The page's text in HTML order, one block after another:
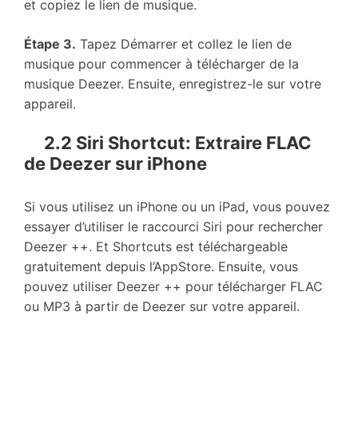
et copiez le lien de musique.
Étape 3. Tapez Démarrer et collez le lien de
musique pour commencer à télécharger de la
musique Deezer. Ensuite, enregistrez-le sur votre
appareil.
2.2 Siri Shortcut: Extraire FLAC
de Deezer sur iPhone
Si vous utilisez un iPhone ou un iPad, vous pouvez
essayer d’utiliser le raccourci Siri pour rechercher
Deezer ++. Et Shortcuts est téléchargeable
gratuitement depuis l’AppStore. Ensuite, vous
pouvez utiliser Deezer ++ pour télécharger FLAC
ou MP3 à partir de Deezer sur votre appareil.